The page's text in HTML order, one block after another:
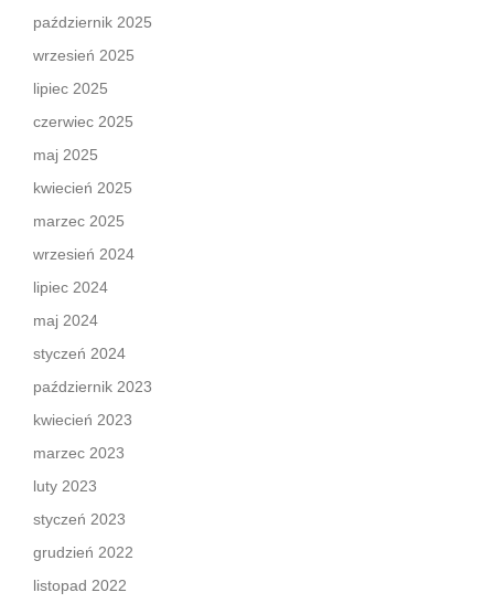
październik 2025
wrzesień 2025
lipiec 2025
czerwiec 2025
maj 2025
kwiecień 2025
marzec 2025
wrzesień 2024
lipiec 2024
maj 2024
styczeń 2024
październik 2023
kwiecień 2023
marzec 2023
luty 2023
styczeń 2023
grudzień 2022
listopad 2022